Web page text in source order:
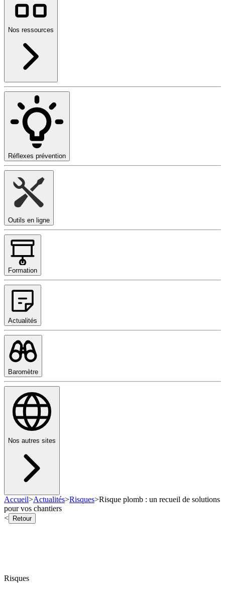
Nos ressources
Réflexes prévention
Outils en ligne
Formation
Actualités
Baromètre
Nos autres sites
Accueil>Actualités>Risques>Risque plomb : un recueil de solutions
pour vos chantiers
<
Retour
Risques